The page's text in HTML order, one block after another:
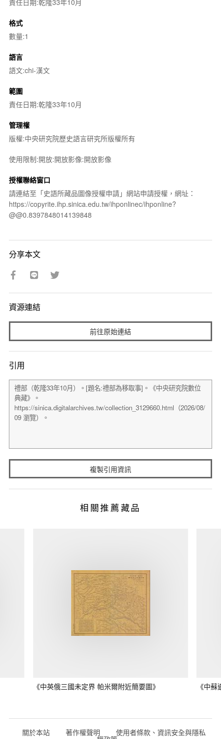
責任日期:乾隆33年10月
格式
數量:1
語言
語文:chi-漢文
範圍
責任日期:乾隆33年10月
管理權
版權:中央研究院歷史語言研究所版權所有
使用限制:開放:開放影像:開放影像
授權聯絡窗口
請連結至「史語所藏品圖像授權申請」網站申請授權，網址：
https://copyrite.ihp.sinica.edu.tw/ihponlinec/ihponline?
@@0.8397848014139848
分享本文
資源連結
前往原始連結
引用
複製引用資訊
相關推薦藏品
《中英俄三國未定界 帕米爾附近簡要圖》 《中
關於本站 著作權聲明 使用者條款、資訊安全與隱私